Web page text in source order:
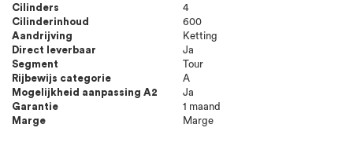
Cilinders
4
Cilinderinhoud
600
Aandrijving
Ketting
Direct leverbaar
Ja
Segment
Tour
Rijbewijs categorie
A
Mogelijkheid aanpassing A2
Ja
Garantie
1 maand
Marge
Marge